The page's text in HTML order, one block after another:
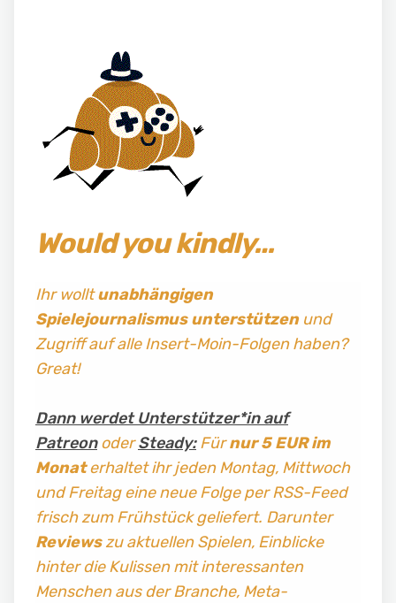
Would you kindly…
Ihr wolltunabhängigen
Spielejournalismus unterstützenund
Zugriff auf alle Insert-Moin-Folgen haben?
Great!
Dann werdet Unterstützer*in auf
PatreonoderSteady:Fürnur 5 EUR im
Monaterhaltet ihr jeden Montag, Mittwoch
und Freitag eine neue Folge per RSS-Feed
frisch zum Frühstück geliefert. Darunter
Reviewszu aktuellen Spielen, Einblicke
hinter die Kulissen mit interessanten
Menschen aus der Branche, Meta-